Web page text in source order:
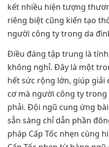
kết nhiều hiện tượng
riêng biệt cũng kiến tạo
người công ty trong da
Điều đáng tập trung là
không nghỉ. Đây là một
hết sức rộng lớn, giúp
cơ mà người công ty
phải. Đội ngũ cung ứng
sẵn sàng chỉ dẫn phần
pháp Cấp Tốc nhẹn cùng